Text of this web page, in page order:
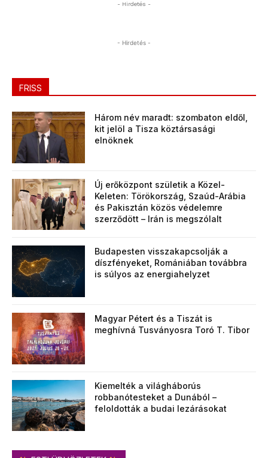
- Hirdetés -
- Hirdetés -
FRISS
Három név maradt: szombaton eldől,
kit jelöl a Tisza köztársasági
elnöknek
Új erőközpont születik a Közel-
Keleten: Törökország, Szaúd-Arábia
és Pakisztán közös védelemre
szerződött – Irán is megszólalt
Budapesten visszakapcsolják a
díszfényeket, Romániában továbbra
is súlyos az energiahelyzet
Magyar Pétert és a Tiszát is
meghívná Tusványosra Toró T. Tibor
Kiemelték a világháborús
robbanótesteket a Dunából –
feloldották a budai lezárásokat